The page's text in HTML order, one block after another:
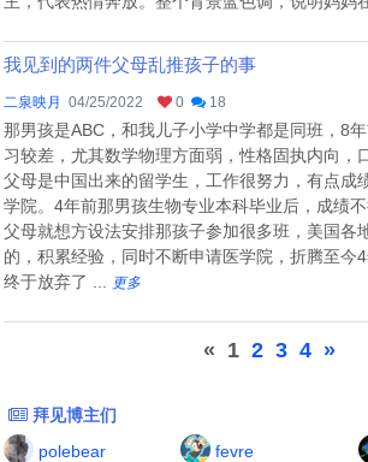
我见到的两件父母乱推孩子的事
二泉映月 04/25/2022 0 18
那男孩是ABC，和我儿子小学中学都是同班，8
习较差，尤其数学物理方面弱，性格固执内向，
父母是中国出来的留学生，工作很努力，有点成
学院。4年前那男孩生物专业本科毕业后，成绩
父母就想方设法安排那孩子参加很多班，美国各
的，积累经验，同时不断申请医学院，折腾至今
终于放弃了 ...
更多
« 1 2 3 4 »
拜见博主们
polebear
fevre